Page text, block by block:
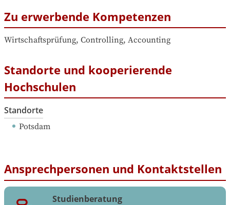
Zu erwerbende Kompetenzen
Wirtschaftsprüfung, Controlling, Accounting
Standorte und kooperierende
Hochschulen
Standorte
Potsdam
Ansprechpersonen und Kontaktstellen
Studienberatung